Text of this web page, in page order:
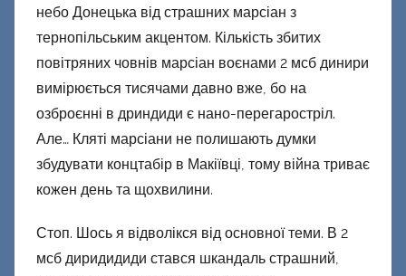
небо Донецька від страшних марсіан з
тернопільським акцентом. Кількість збитих
повітряних човнів марсіан воєнами 2 мсб динири
вимірюється тисячами давно вже, бо на
озброєнні в дриндиди є нано-перегаростріл.
Але… Кляті марсіани не полишають думки
збудувати концтабір в Макіївці, тому війна триває
кожен день та щохвилини.
Стоп. Шось я відволікся від основної теми. В 2
мсб диридидиди стався шкандаль страшний,